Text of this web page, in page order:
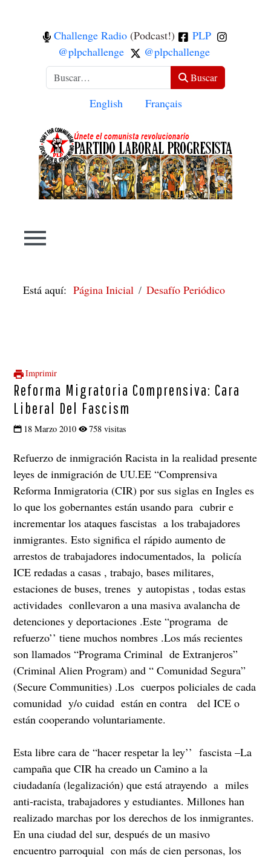
Challenge Radio (Podcast!)
PLP
@plpchallenge
@plpchallenge
Buscar Buscar
Seleccione su idioma
English Français
Está aquí:Página Inicial Desafío Periódico
Imprimir
Reforma Migratoria Comprensiva: Cara
Liberal Del Fascism
18 Marzo 2010 758 visitas
Refuerzo de inmigración Racista in la realidad presente
leyes de inmigración de UU.EE “Comprensiva
Reforma Inmigratoria (CIR) por sus siglas en Ingles es
lo que los gobernantes están usando para cubrir e
incrementar los ataques fascistas a los trabajadores
inmigrantes. Esto significa el rápido aumento de
arrestos de trabajadores indocumentados, la policía
ICE redadas a casas , trabajo, bases militares,
estaciones de buses, trenes y autopistas , todas estas
actividades conllevaron a una masiva avalancha de
detenciones y deportaciones .Este “programa de
refuerzo’’ tiene muchos nombres .Los más recientes
son llamados “Programa Criminal de Extranjeros”
(Criminal Alien Program) and “ Comunidad Segura”
(Secure Communities) .Los cuerpos policiales de cada
comunidad y/o cuidad están en contra del ICE o
están cooperando voluntariamente.
Esta libre cara de “hacer respetar la ley’’ fascista –La
campaña que CIR ha creado un Camino a la
ciudadanía (legalización) que está atrayendo a miles
anti-racista, trabajadores y estudiantes. Millones han
realizado marchas por los derechos de los inmigrantes.
En una ciudad del sur, después de un masivo
encuentro parroquial con más de cien personas, los